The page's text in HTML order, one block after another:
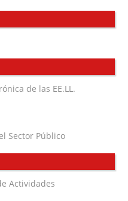
de las EE.LL.
Sector Público
Actividades